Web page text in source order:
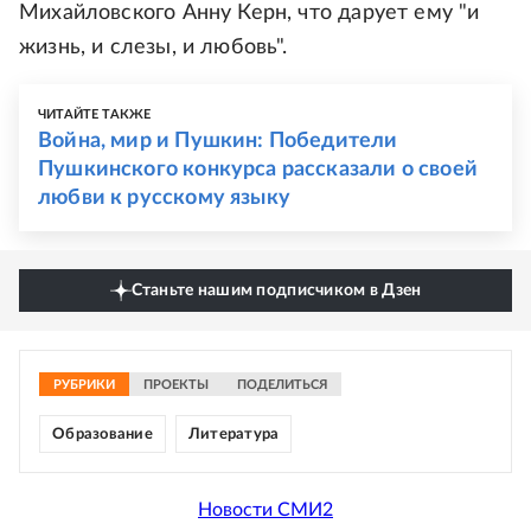
Михайловского Анну Керн, что дарует ему "и
жизнь, и слезы, и любовь".
ЧИТАЙТЕ ТАКЖЕ
Война, мир и Пушкин: Победители
Пушкинского конкурса рассказали о своей
любви к русскому языку
Станьте нашим подписчиком в Дзен
РУБРИКИ ПРОЕКТЫ ПОДЕЛИТЬСЯ
Образование Литература
Новости СМИ2